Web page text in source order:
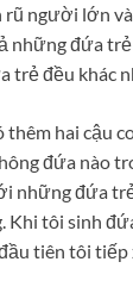
rũ người lớn
những đứa
trẻ đều khác
thêm hai cậu
đứa nào
những đứa
Khi tôi sinh
tiên tôi